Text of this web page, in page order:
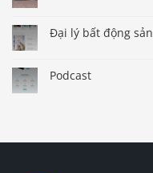
Đại lý bất động sản
Podcast